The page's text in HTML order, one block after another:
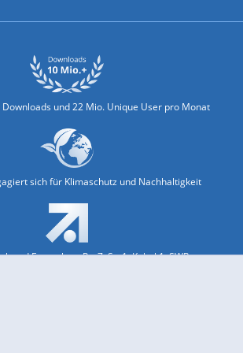
und 22 Mio. Unique User pro Monat
sich für Klimaschutz und Nachhaltigkeit
und Fernsehen: Pro7, Sat1, Kabel 1, SWR, ...